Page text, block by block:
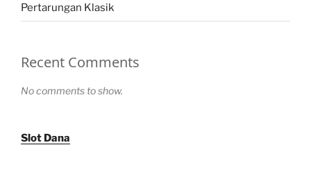
Pertarungan Klasik
Recent Comments
No comments to show.
Slot Dana